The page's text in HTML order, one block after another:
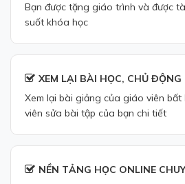
Bạn được tặng giáo trình và được
suốt khóa học
XEM LẠI BÀI HỌC, CHỦ ĐỘNG
Xem lại bài giảng của giáo viên
viên sửa bài tập của bạn chi tiết
NỀN TẢNG HỌC ONLINE